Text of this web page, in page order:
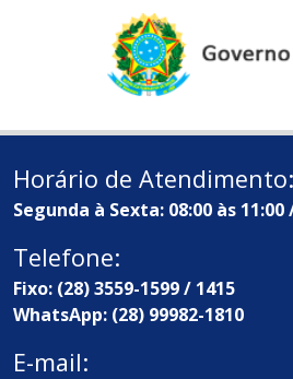
Horário de Atendimento:
Segunda à Sexta: 08:00 às 11:00
Telefone:
Fixo: (28) 3559-1599 / 1415
WhatsApp: (28) 99982-1810
E-mail: